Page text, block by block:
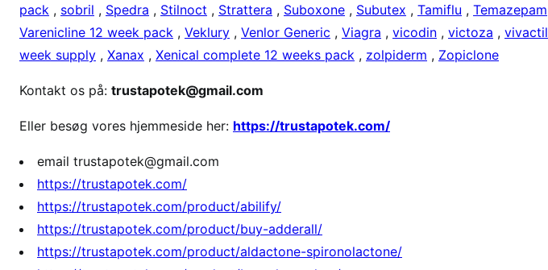
pack , sobril , Spedra , Stilnoct , Strattera , Suboxone , Subutex , Tamiflu , Temazepam
Varenicline 12 week pack , Veklury , Venlor Generic , Viagra , vicodin , victoza , vivactil
week supply , Xanax , Xenical complete 12 weeks pack , zolpiderm , Zopiclone
Kontakt os på: trustapotek@gmail.com
Eller besøg vores hjemmeside her: https://trustapotek.com/
email trustapotek@gmail.com
https://trustapotek.com/
https://trustapotek.com/product/abilify/
https://trustapotek.com/product/buy-adderall/
https://trustapotek.com/product/aldactone-spironolactone/